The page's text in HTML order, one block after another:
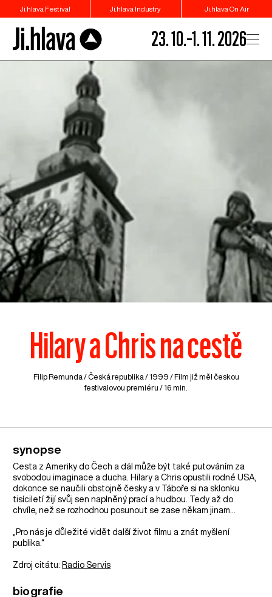
Ji.hlava Festival Ji.hlava Industry Ji.hlava On Air
23. 10.–1. 11. 2026
Hilary a Chris na cestě
Filip Remunda /Česká republika / 1999 / Film již měl českou
festivalovou premiéru / 16 min.
synopse
Cesta z Ameriky do Čech a dál může být také putováním za
svobodou imaginace a ducha. Hilary a Chris opustili rodné USA,
dokonce se naučili obstojně česky a v Táboře si na sklonku
tisíciletí žijí svůj sen naplněný prací a hudbou. Tedy až do
chvíle, než se rozhodnou posunout se zase někam jinam…
„Pro nás je důležité vidět další život filmu a znát myšlení
publika.“
Zdroj citátu: Radio Servis
biografie